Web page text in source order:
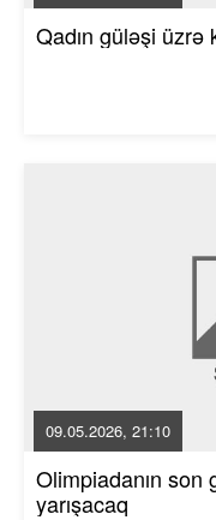
Qadın güləşi üzrə
09.05.2026, 21:10
Olimpiadanın son
yarışacaq